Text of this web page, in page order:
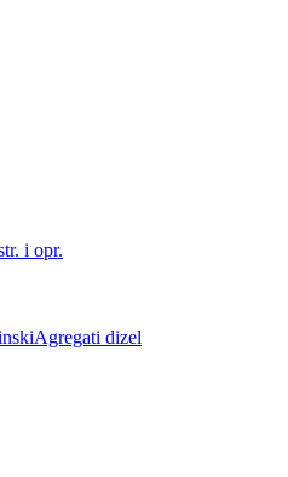
i opr.
Agregati dizel